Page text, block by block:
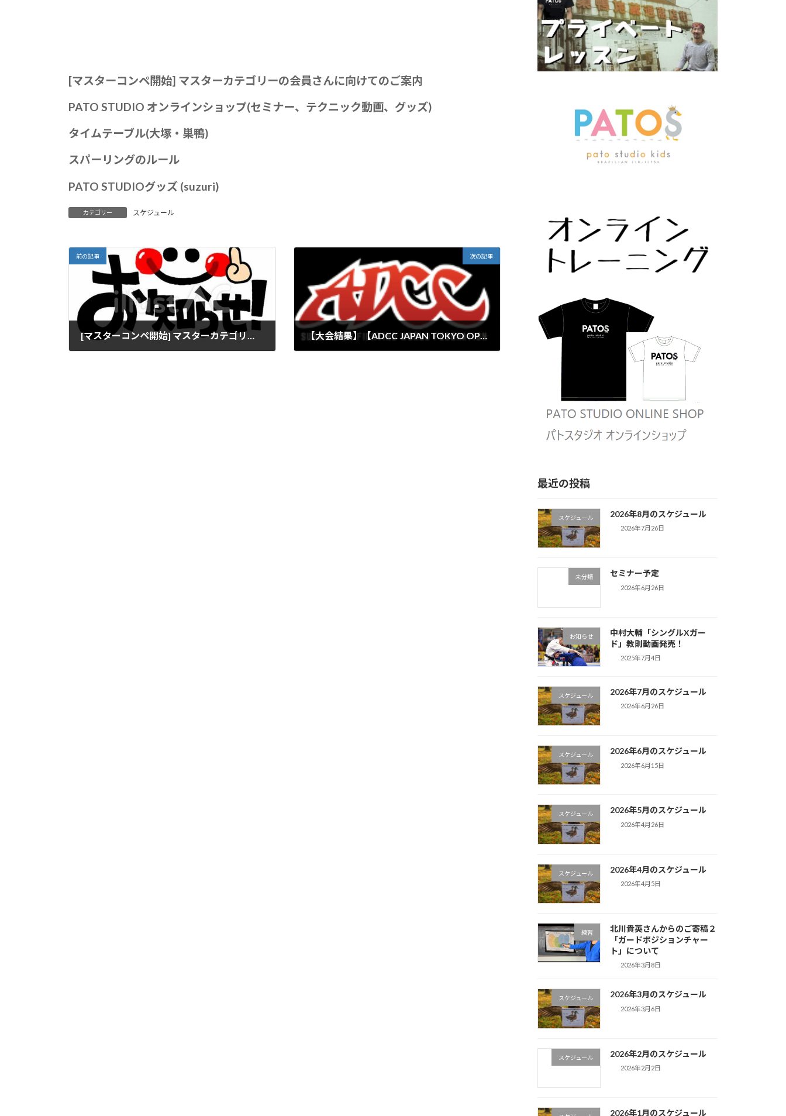
[マスターコンペ開始] マスターカテゴリーの会員さんに向けてのご案内
PATO STUDIO オンラインショップ(セミナー、テクニック動画、グッズ)
タイムテーブル(大塚・巣鴨)
スパーリングのルール
PATO STUDIOグッズ (suzuri)
カテゴリー スケジュール
前の記事
[マスターコンペ開始] マスターカテゴリーの会員さんに向けてのご案内
次の記事
【大会結果】【ADCC JAPAN TOKYO OPEN 2025】にPATO STUDIOから1名が入賞
最近の投稿
スケジュール 2026年8月のスケジュール
2026年7月26日
未分類 セミナー予定
2026年6月26日
お知らせ
中村大輔「シングルXガー
ド」教則動画発売！
2025年7月4日
スケジュール 2026年7月のスケジュール
2026年6月26日
スケジュール 2026年6月のスケジュール
2026年6月15日
スケジュール 2026年5月のスケジュール
2026年4月26日
スケジュール 2026年4月のスケジュール
2026年4月5日
練習
北川貴英さんからのご寄稿２
「ガードポジションチャー
ト」について
2026年3月8日
スケジュール 2026年3月のスケジュール
2026年3月6日
スケジュール 2026年2月のスケジュール
2026年2月2日
2026年1月のスケジュール